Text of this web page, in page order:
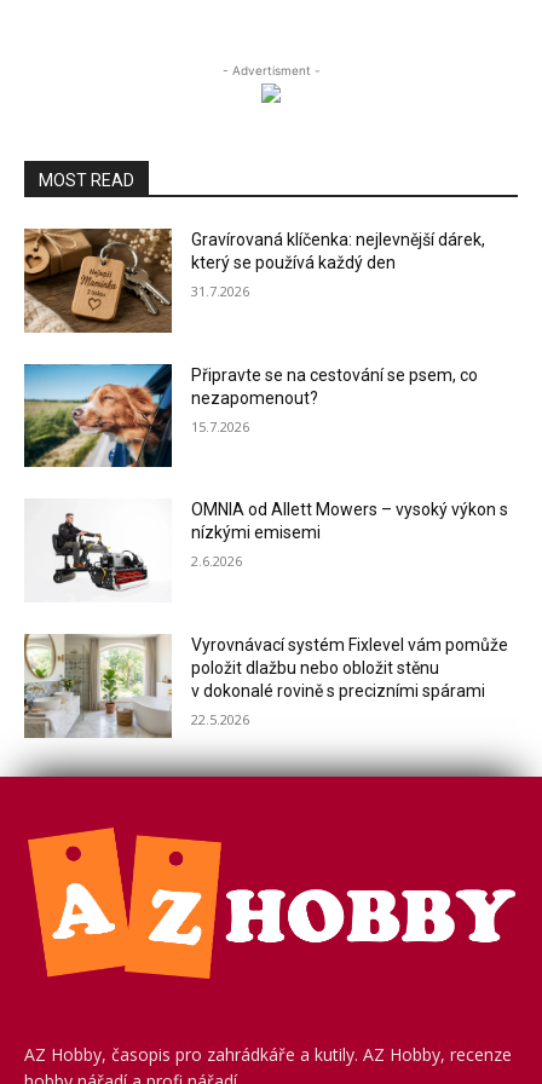
- Advertisment -
MOST READ
Gravírovaná klíčenka: nejlevnější dárek,
který se používá každý den
31.7.2026
Připravte se na cestování se psem, co
nezapomenout?
15.7.2026
OMNIA od Allett Mowers – vysoký výkon s
nízkými emisemi
2.6.2026
Vyrovnávací systém Fixlevel vám pomůže
položit dlažbu nebo obložit stěnu
v dokonalé rovině s precizními spárami
22.5.2026
AZ Hobby, časopis pro zahrádkáře a kutily. AZ Hobby, recenze